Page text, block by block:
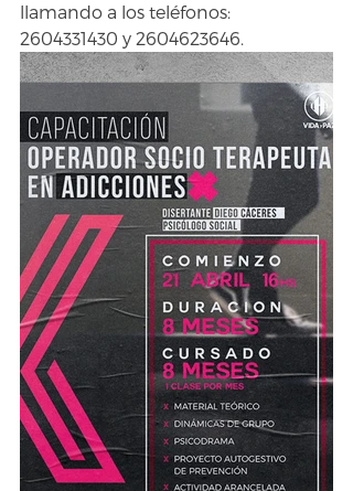
llamando a los teléfonos:
2604331430 y 2604623646.